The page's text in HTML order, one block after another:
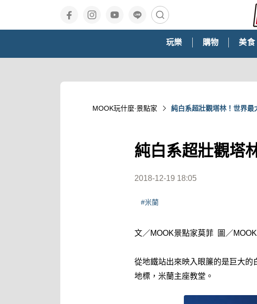
玩樂 購物 美食
MOOK玩什麼‧景點家 純白系超壯觀塔林！世界最
純白系超壯觀塔
2018-12-19 18:05
#米蘭
文／MOOK景點家莫菲 圖／
從地鐵站出來映入眼簾的是巨大
地標，米蘭主座教堂。